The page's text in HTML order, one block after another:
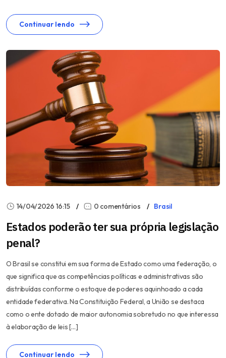
Continuar lendo
14/04/2026 16:15 0 comentários Brasil
Estados poderão ter sua própria legislação
penal?
O Brasil se constitui em sua forma de Estado como uma federação, o
que significa que as competências políticas e administrativas são
distribuídas conforme o estoque de poderes aquinhoado a cada
entidade federativa. Na Constituição Federal, a União se destaca
como o ente dotado de maior autonomia sobretudo no que interessa
à elaboração de leis […]
Continuar lendo